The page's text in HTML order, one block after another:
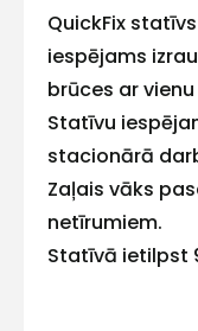
QuickFix
iespējams
brūces ar
Statīvu
stacionārā
Zaļais vāks
netīrumiem.
Statīvā ietilpst